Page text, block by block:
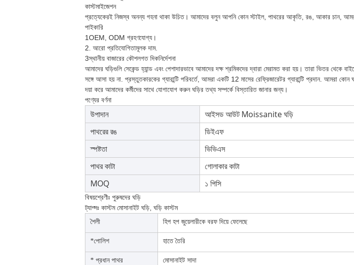
কাস্টমাইজেশন
প্রত্যেকেরই নিজস্ব অনন্য গহনা থাকা উচিত। আমাদের বলুন আপনি কোন স্টাইল, পাথরের আকৃতি, রঙ, আকার চান,
পাইকারি
1OEM, ODM গ্রহণযোগ্য।
2. আরো প্রতিযোগিতামূলক দাম.
3স্থানীয় বাজারের কৌশলগত দিকনির্দেশনা
আমাদের ঘড়িগুলি সেকেন্ড হ্যান্ড এবং পেশাদারভাবে আমাদের দক্ষ শ্রমিকদের দ্বারা মেরামত করা হয়। তারা ভিতর থেকে
সঙ্গে আসা হয় না. প্রস্তুতকারকের গ্যারান্টি পরিবর্তে, আমরা একটি 12 মাসের রেফ্রিজারেটর গ্যারান্টি প্রদান. আমরা কোন
দয়া করে আমাদের কর্মীদের সাথে যোগাযোগ করুন ঘড়ির তথ্য সম্পর্কে বিস্তারিত জানার জন্য।
পণ্যের বর্ণনা
উপাদান
আইসড আউট Moissanite ঘড়ি
পাথরের রঙ
ডিইএফ
স্পষ্টতা
ভিভিএস
পাথর কাটা
গোলাকার কাটা
MOQ
১ পিসি
বিষয়শ্রেণীঃ পুরুষদের ঘড়ি
ট্যাগ্সঃ কাস্টম মোসানাইট ঘড়ি, ঘড়ি কাস্টম
শৈলী হিপ হপ জুয়েলারীকে বরফ দিয়ে ফেলেছে
*পোলিশ হাতে তৈরি
* প্রধান পাথর মোসানাইট সাদা